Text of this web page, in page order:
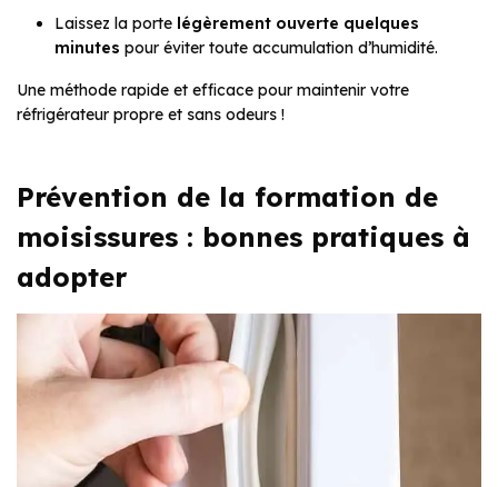
Laissez la porte légèrement ouverte quelques
minutes pour éviter toute accumulation d’humidité.
Une méthode rapide et efficace pour maintenir votre
réfrigérateur propre et sans odeurs !
Prévention de la formation de
moisissures : bonnes pratiques à
adopter